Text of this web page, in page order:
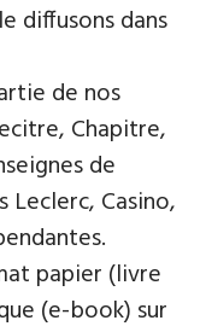
diffusons dans
de nos
Chapitre,
de
Leclerc, Casino,
papier (livre
(e-book) sur